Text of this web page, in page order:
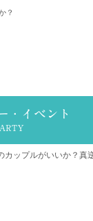
？
プルがいいか？真